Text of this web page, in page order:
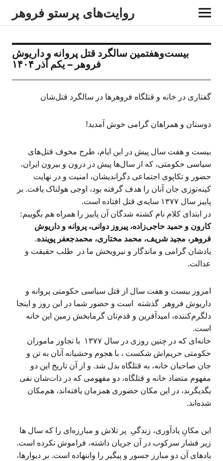
روایت‌های پرستو فروهر
بیست‌وهفتمین سالگرد قتل پروانه و داریوش
فروهر – یکم آذر ۱۴۰۴
گفتاری در خانه و قتلگاه فروهرها در سالگرد قتل‌شان
دوستان و همراهان گرامی خوش آمدید!
بیست و هفت سال پیش در این ایام، طرح مخوف قتل‌های
سیاسی حکومتی، که از سال‌ها پیش در درون و بیرون ایران،
حضور و تکاپوی اجتماعی دگراندیشان، امنیت و در نهایت
کینه‌توزی جان آنان را هدف گرفته بود، اوجی هولناک یافت. بر
پاییز سال ۱۳۷۷ سایه‌ی قتل افتاده است.
در ابتدای کلام نام کشته شدگان آن پاییز را همراه هم بگوییم:
کارون و حمید حاجی‌زاده، پیروز دوانی، پروانه و داریوش
فروهر، مجید شریف، محمد مختاری، محمدجعفر پوینده.
یادشان گرامی و ماندگار و نیروبخش ما در طلب حقیقت و
عدالت.
امروز بیست و هفت سال از قتل سیاسی حکومتی پروانه و
داریوش فروهر گذشته است و حضور شما در این روز و اینجا
دلگرم‌کننده، امیدآفرین و قدم‌تان گرمابخش زمین این خانه
است.
خانه‌ای که در چنین روزی در سال ۱۳۷۷ با تجاوز ماموران
حکومتی حریم‌اش شکست ، با هجوم وحشیانه آنان به تن و
جان صاحبان خانه، به قتلگاه بدل شد. و از آن تاریخ این دو
مفهوم متضاد خانه و قتلگاه، دو مفهومی که در ذات‌شان نفی
یگدیگرند، در این مکان حضوری همزمان یافته‌اند، هم‌مکان
شده‌اند.
این مکانِ یادآوری، زندگیِ پر تلاش و مبارزه‌ای را که سال ها
زیر فشار سرکوب در آن جریان داشته، فراموش نکرده است.
یادهای آن دو مبارز جسور و پیگیر را واننهاده است. بر دیوارها،